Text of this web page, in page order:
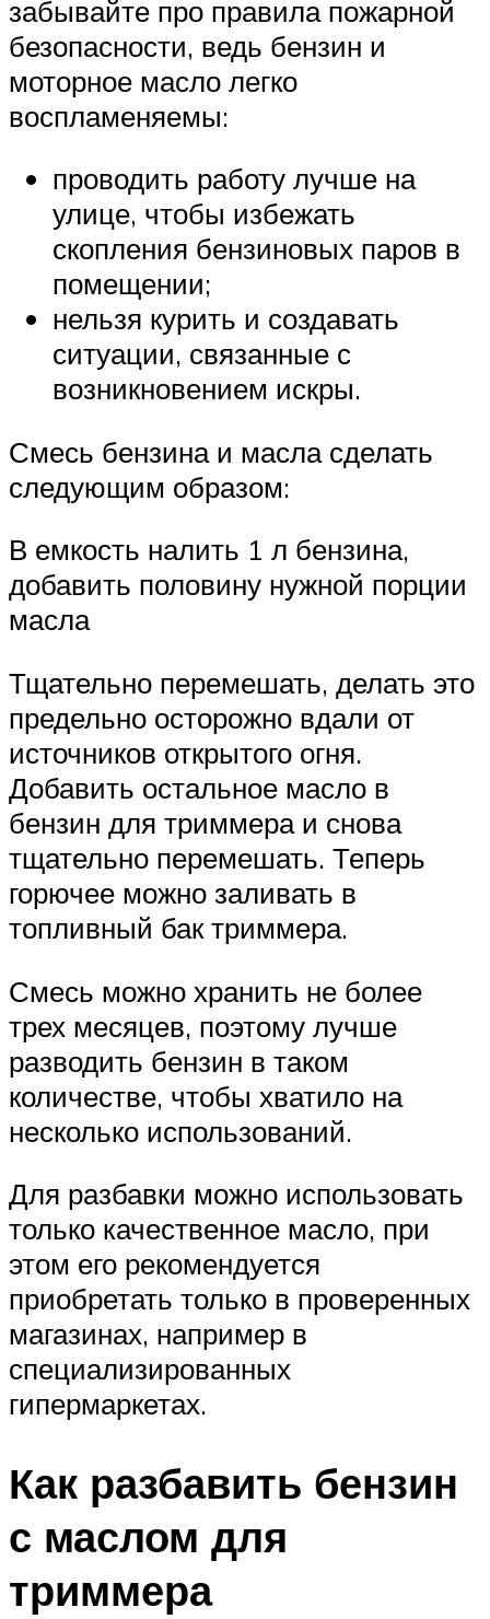
забывайте про правила пожарной
безопасности, ведь бензин и
моторное масло легко
воспламеняемы:
проводить работу лучше на
улице, чтобы избежать
скопления бензиновых паров в
помещении;
нельзя курить и создавать
ситуации, связанные с
возникновением искры.
Смесь бензина и масла сделать
следующим образом:
В емкость налить 1 л бензина,
добавить половину нужной порции
масла
Тщательно перемешать, делать это
предельно осторожно вдали от
источников открытого огня.
Добавить остальное масло в
бензин для триммера и снова
тщательно перемешать. Теперь
горючее можно заливать в
топливный бак триммера.
Смесь можно хранить не более
трех месяцев, поэтому лучше
разводить бензин в таком
количестве, чтобы хватило на
несколько использований.
Для разбавки можно использовать
только качественное масло, при
этом его рекомендуется
приобретать только в проверенных
магазинах, например в
специализированных
гипермаркетах.
Как разбавить бензин
с маслом для
триммера